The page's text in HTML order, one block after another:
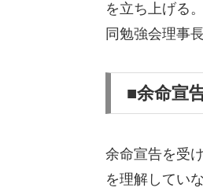
を立ち上げる
同勉強会理事
■余命宣
余命宣告を受
を理解してい